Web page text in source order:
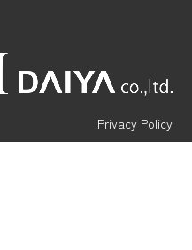
Privacy Policy